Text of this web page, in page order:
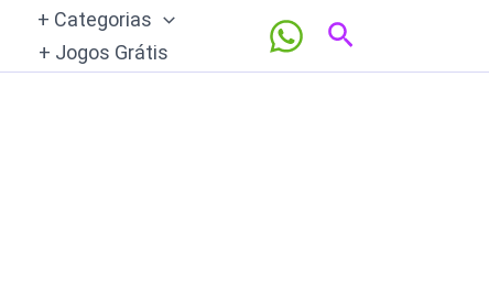
+ Categorias
+ Jogos Grátis
Pesquisar